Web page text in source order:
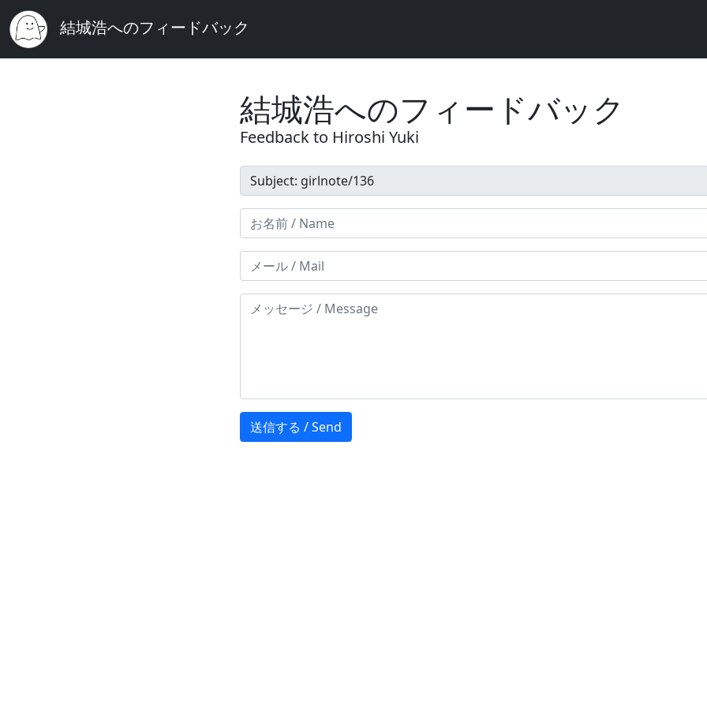
結城浩へのフィードバック
結城浩へのフィードバック
Feedback to Hiroshi Yuki